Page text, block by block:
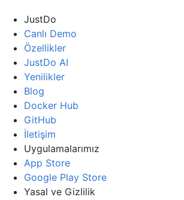
JustDo
Canlı Demo
Özellikler
JustDo AI
Yenilikler
Blog
Docker Hub
GitHub
İletişim
Uygulamalarımız
App Store
Google Play Store
Yasal ve Gizlilik